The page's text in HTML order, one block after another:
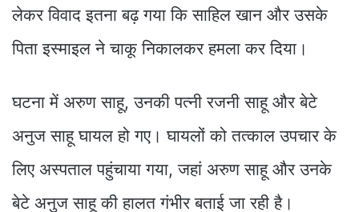
लेकर विवाद इतना बढ़ गया कि साहिल खान और उसके
पिता इस्माइल ने चाकू निकालकर हमला कर दिया।
घटना में अरुण साहू, उनकी पत्नी रजनी साहू और बेटे
अनुज साहू घायल हो गए। घायलों को तत्काल उपचार के
लिए अस्पताल पहुंचाया गया, जहां अरुण साहू और उनके
बेटे अनुज साहू की हालत गंभीर बताई जा रही है।